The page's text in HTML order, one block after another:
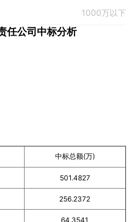
1000万以下
任公司中标分析
中标总额(万)
501.4827
256.2372
64.3541